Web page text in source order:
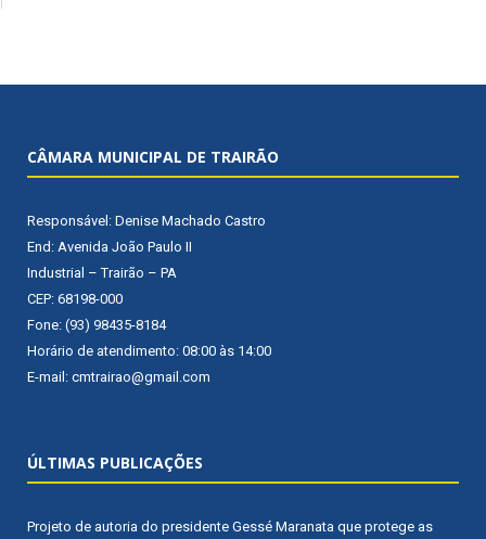
CÂMARA MUNICIPAL DE TRAIRÃO
Responsável: Denise Machado Castro
End: Avenida João Paulo II
Industrial – Trairão – PA
CEP: 68198-000
Fone: (93) 98435-8184
Horário de atendimento: 08:00 às 14:00
E-mail: cmtrairao@gmail.com
ÚLTIMAS PUBLICAÇÕES
Projeto de autoria do presidente Gessé Maranata que protege as